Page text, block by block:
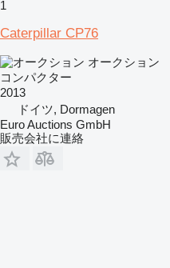
1
Caterpillar CP76
オークション
コンパクター
2013
ドイツ, Dormagen
Euro Auctions GmbH
販売会社に連絡